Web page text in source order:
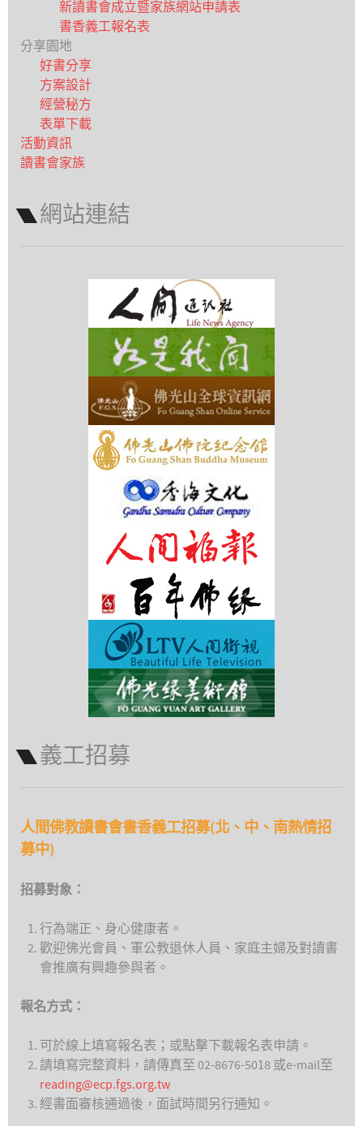
新讀書會成立暨家族網站申請表
書香義工報名表
分享園地
好書分享
方案設計
經營秘方
表單下載
活動資訊
讀書會家族
網站連結
義工招募
人間佛教讀書會書香義工招募(北、中、南熱情招
募中)
招募對象：
行為端正、身心健康者。
歡迎佛光會員、軍公教退休人員、家庭主婦及對讀書
會推廣有興趣參與者。
報名方式：
可於線上填寫報名表；或點擊下載報名表申請。
請填寫完整資料，請傳真至 02-8676-5018 或e-mail至
reading@ecp.fgs.org.tw
經書面審核通過後，面試時間另行通知。